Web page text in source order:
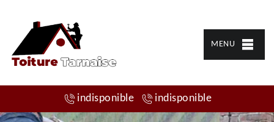
MENU
indisponible indisponible